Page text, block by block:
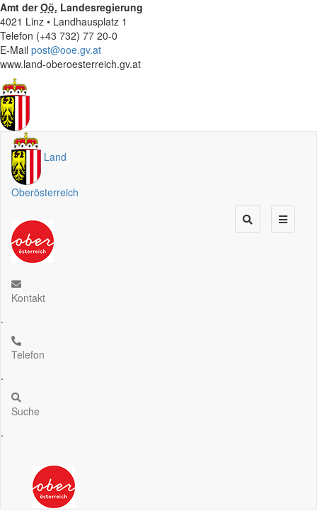
Amt derOö. Landesregierung
4021 Linz • Landhausplatz 1
Telefon (+43 732) 77 20-0
E-Mail post@ooe.gv.at
www.land-oberoesterreich.gv.at
Land
Oberösterreich
Kontakt
.
Telefon
.
Suche
.